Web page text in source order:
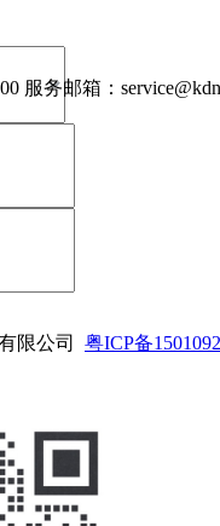
服务邮箱：
限公司 粤ICP备